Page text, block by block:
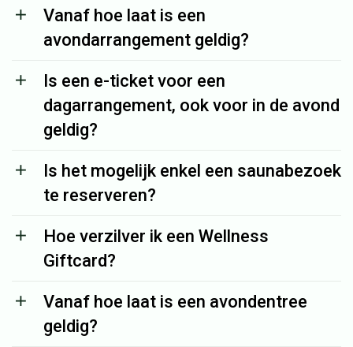
Vanaf hoe laat is een
avondarrangement geldig?
Is een e-ticket voor een
dagarrangement, ook voor in de avond
geldig?
Is het mogelijk enkel een saunabezoek
te reserveren?
Hoe verzilver ik een Wellness
Giftcard?
Vanaf hoe laat is een avondentree
geldig?